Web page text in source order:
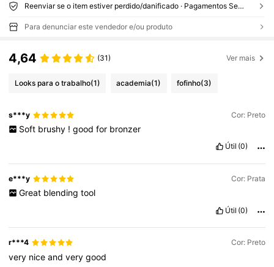
Reenviar se o item estiver perdido/danificado · Pagamentos Seguros · Proteção de privacidade
Para denunciar este vendedor e/ou produto
4,64 (31) Ver mais
Looks para o trabalho(1) academia(1) fofinho(3)
s***y Cor: Preto
Soft brushy ! good for bronzer
Útil (0)
e***y Cor: Prata
Great blending tool
Útil (0)
r***4 Cor: Preto
very niceandverygood